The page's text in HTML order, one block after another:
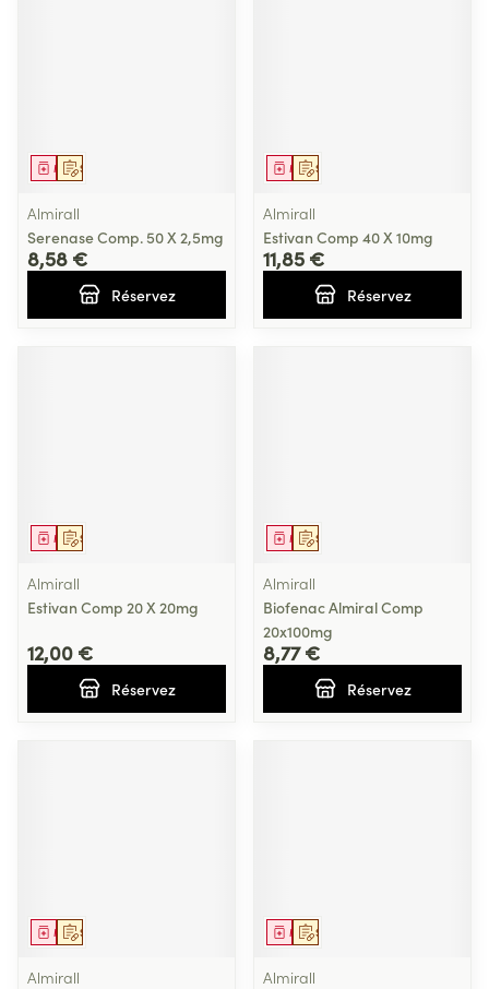
Sur prescription
Médicament
Almirall
Serenase Comp. 50 X 2,5mg
8,58 €
Réservez
Sur prescription
Médicament
Almirall
Estivan Comp 40 X 10mg
11,85 €
Réservez
Sur prescription
Médicament
Almirall
Estivan Comp 20 X 20mg
12,00 €
Réservez
Sur prescription
Médicament
Almirall
Biofenac Almiral Comp
20x100mg
8,77 €
Réservez
Sur prescription
Médicament
Almirall
Sur prescription
Médicament
Almirall